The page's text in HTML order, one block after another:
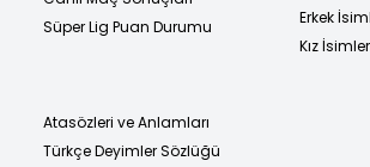
Süper Lig Puan Durumu
Erkek
Kız
Atasözleri ve Anlamları
Türkçe Deyimler Sözlüğü